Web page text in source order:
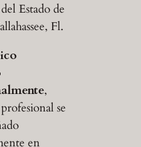
Estado de
Fl.
,
se
en